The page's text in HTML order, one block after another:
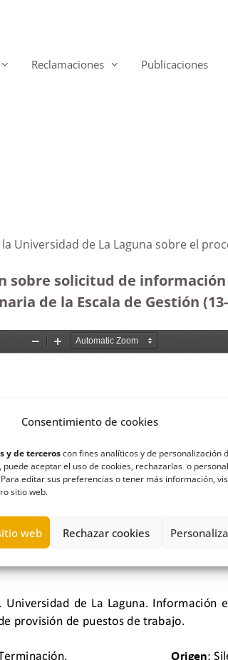
Consentimiento de cookies
y de terceroscon fines analíticos y de personalización
aceptar el uso de cookies, rechazarlas o
editar sus preferencias o tener más información,
sitio web.
web Rechazar cookies
Reclamaciones Publicaciones
Universidad de La Laguna sobre el
solicitud de
de la Escala de Gestión